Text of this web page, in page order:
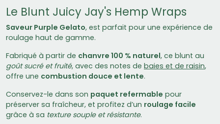
Le Blunt Juicy Jay's Hemp Wraps
Saveur Purple Gelato, est parfait pour une expérience de
roulage haut de gamme.
Fabriqué à partir de chanvre 100 % naturel, ce blunt au
goût sucré et fruité, avec des notes de baies et de raisin,
offre une combustion douce et lente.
Conservez-le dans son paquet refermable pour
préserver sa fraîcheur, et profitez d’un roulage facile
grâce à sa texture souple et résistante.